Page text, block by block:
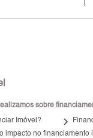
sobre
Imóvel? keyboard_arrow_right
impacto no financiamento